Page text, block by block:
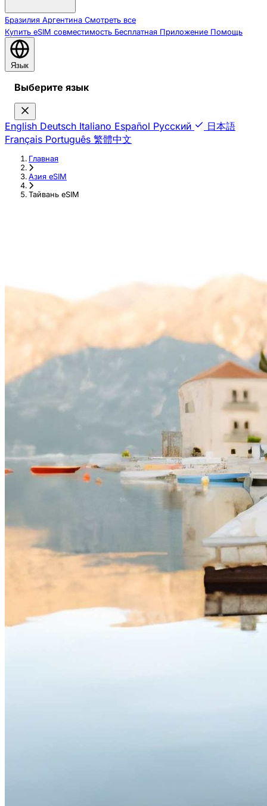
Бразилия Аргентина Смотреть все
Купить eSIM совместимость Бесплатная Приложение Помощь
Язык
Выберите язык
English Deutsch Italiano Español Русский
日本語
Français Português 繁體中文
Главная
›
Азия eSIM
›
Тайвань eSIM